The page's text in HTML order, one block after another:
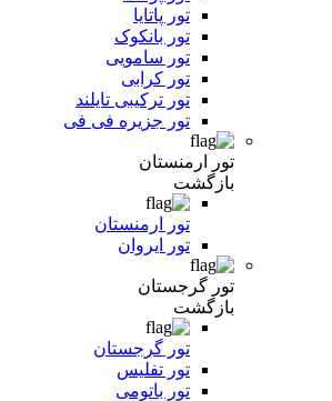
تور پاتایا
تور بانکوک
تور سامویی
تور کرابی
تور ترکیبی تایلند
تور جزیره فی فی
تور ارمنستان
بازگشت
تور ارمنستان
تور ایروان
تور گرجستان
بازگشت
تور گرجستان
تور تفلیس
تور باتومی